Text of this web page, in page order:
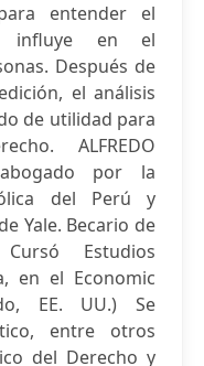
entender el
influye en el
Después de
el análisis
de utilidad para
ALFREDO
abogado por la
del Perú y
Yale. Becario de
Estudios
en el Economic
EE. UU.) Se
entre otros
del Derecho y